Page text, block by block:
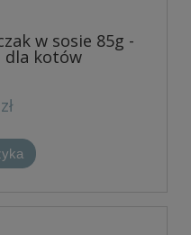
w sosie 85g -
dla kotów